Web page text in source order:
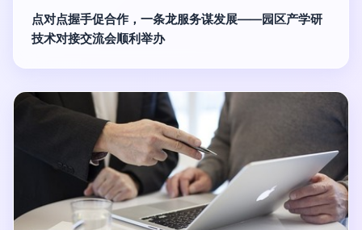
点对点握手促合作，一条龙服务谋发展——园区产学研
技术对接交流会顺利举办